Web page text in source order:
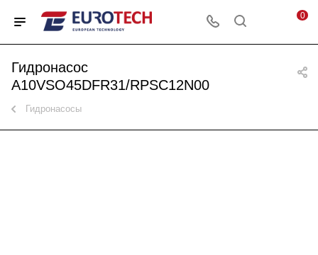
0
Гидронасос
A10VSO45DFR31/RPSC12N00
Гидронасосы